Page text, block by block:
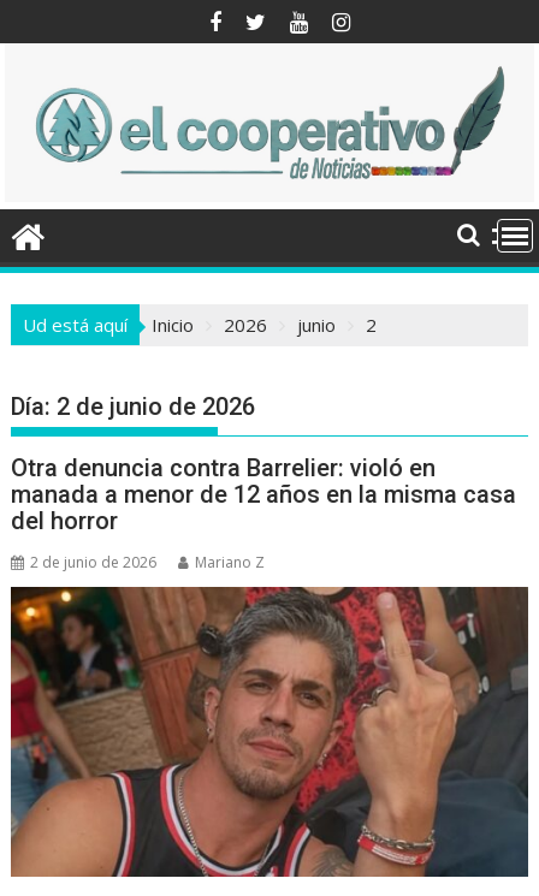
al
Ud está aquí Inicio 2026 junio 2
Día: 2 de junio de 2026
Otra denuncia contra Barrelier: violó en
manada a menor de 12 años en la misma casa
del horror
2 de junio de 2026 Mariano Z